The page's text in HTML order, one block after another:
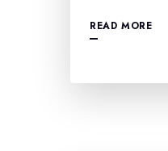
READ MORE